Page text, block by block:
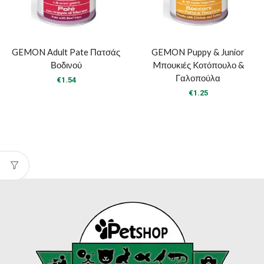
GEMON Adult Pate Πατσάς
Βοδινού
€1.54
GEMON Puppy & Junior
Mπουκιές Kοτόπουλο &
Γαλοπούλα
€1.25